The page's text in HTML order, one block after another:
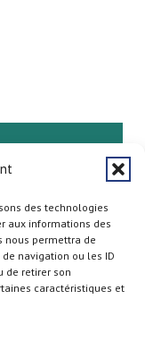
des technologies
aux informations des
nous permettra de
navigation ou les ID
de retirer son
caractéristiques et